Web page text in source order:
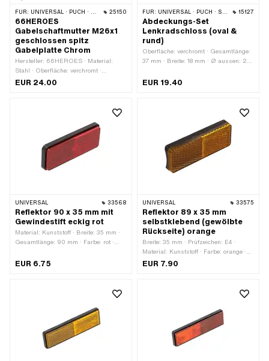
FÜR: UNIVERSAL · PUCH · SACHS · ZÜNDAPP BELMONDO · TOMOS 25150
66HEROES
Gabelschaftmutter M26x1
geschlossen spitz
Gabelplatte Chrom
Hersteller: 66HEROES · Material:
Stahl · Oberfläche: verchromt ·
Mutternart: Spitzmutter · Gewindeart:
(Gewinde): 26 mm · Ø aussen: 36.5
mm · Höhe: 53 mm · Gewindetiefe: 11
mm · Schlüsselweite: 30 mm
EUR 24.00
FÜR: UNIVERSAL · PUCH · SACHS · PONY / CILO (BETA 521 & 512) 15127
Abdeckungs-Set
Lenkradschloss (oval &
rund)
Oberfläche: verchromt · Gesamtlänge:
37 mm · Breite: 18 mm · Ø aussen: 21
EUR 19.40
UNIVERSAL 33568
Reflektor 90 x 35 mm mit
Gewindestift eckig rot
Material: Kunststoff · Breite: 35 mm ·
Gesamtlänge: 90 mm · Farbe: rot ·
Anzahl Befestigungspunkte: 1 Stk. ·
EUR 6.75
UNIVERSAL 33575
Reflektor 89 x 35 mm
selbstklebend (gewölbte
Rückseite) orange
Breite: 35 mm · Prüfzeichen: E4 ·
Material: Kunststoff · Farbe: orange ·
Gesamtlänge: 85 mm ·
EUR 7.90